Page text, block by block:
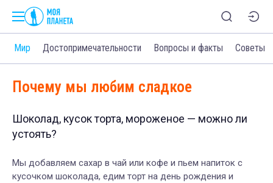
Мир Достопримечательности Вопросы и факты Советы
Почему мы любим сладкое
Шоколад, кусок торта, мороженое — можно ли
устоять?
Мы добавляем сахар в чай или кофе и пьем напиток с
кусочком шоколада, едим торт на день рождения и